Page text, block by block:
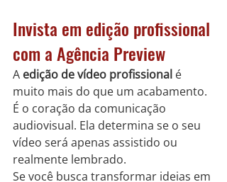
Invista em edição profissional
com a Agência Preview
A edição de vídeo profissional é
muito mais do que um acabamento.
É o coração da comunicação
audiovisual. Ela determina se o seu
vídeo será apenas assistido ou
realmente lembrado.
Se você busca transformar ideias em